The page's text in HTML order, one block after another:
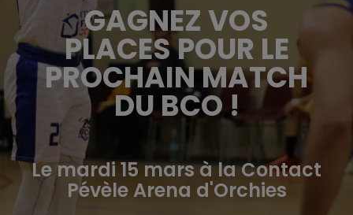
GAGNEZ VOS
PLACES POUR LE
PROCHAIN MATCH
DU BCO !
Le mardi 15 mars à la Contact
Pévèle Arena d'Orchies